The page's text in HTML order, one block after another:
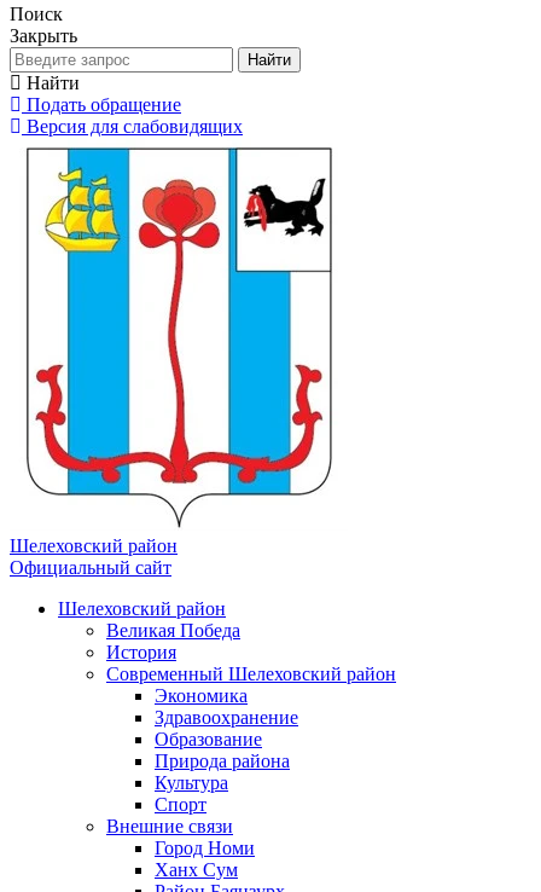
Поиск
Закрыть
Найти
Найти
Подать обращение
Версия для слабовидящих
Шелеховский район
Официальный сайт
Шелеховский район
Великая Победа
История
Современный Шелеховский район
Экономика
Здравоохранение
Образование
Природа района
Культура
Спорт
Внешние связи
Город Номи
Ханх Сум